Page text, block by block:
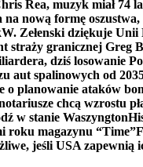
Rea, muzyk miał 74
na nową formę
W. Zełenski dziękuje
straży granicznej Greg
dziś losowanie
aut spalinowych od
o planowanie ataków
chcą wzrostu
w stanie Waszyngton
roku magazynu “Time”
jeśli USA zapewnią